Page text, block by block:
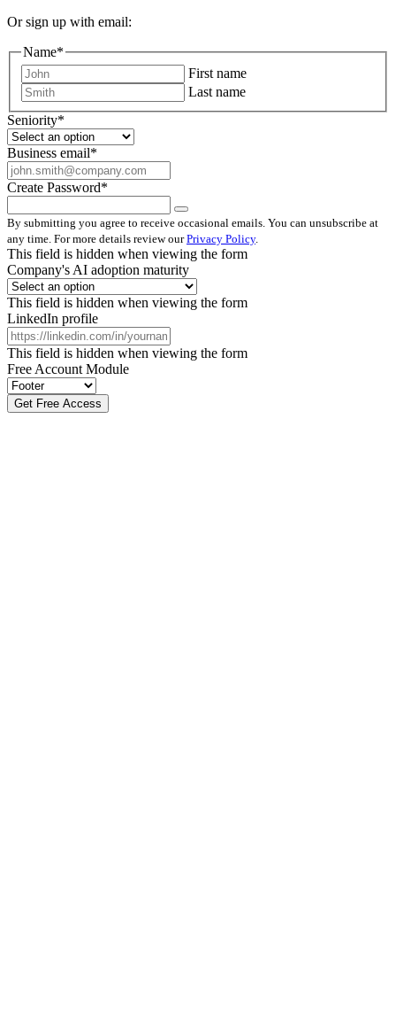
Or sign up with email:
Name*
First name
Last name
Seniority*
Business email*
Create Password*
By submitting you agree to receive occasional emails. You can unsubscribe at
any time. For more details review ourPrivacy Policy.
This field is hidden when viewing the form
Company's AI adoption maturity
This field is hidden when viewing the form
LinkedIn profile
This field is hidden when viewing the form
Free Account Module